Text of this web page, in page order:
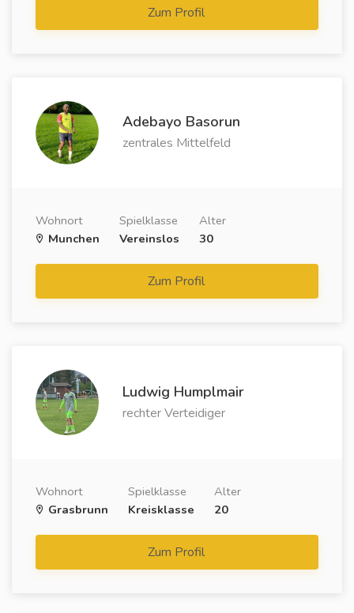
Zum Profil
Adebayo Basorun
zentrales Mittelfeld
Wohnort
Munchen
Spielklasse
Vereinslos
Alter
30
Zum Profil
Ludwig Humplmair
rechter Verteidiger
Wohnort
Grasbrunn
Spielklasse
Kreisklasse
Alter
20
Zum Profil